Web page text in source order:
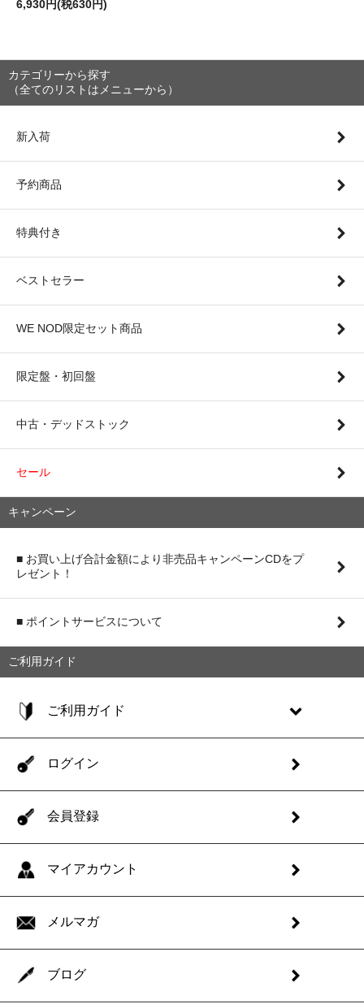
6,930円(税630円)
カテゴリーから探す
（全てのリストはメニューから）
新入荷
予約商品
特典付き
ベストセラー
WE NOD限定セット商品
限定盤・初回盤
中古・デッドストック
セール
キャンペーン
■ お買い上げ合計金額により非売品キャンペーンCDをプ
レゼント！
■ ポイントサービスについて
ご利用ガイド
ご利用ガイド
ログイン
会員登録
マイアカウント
メルマガ
ブログ